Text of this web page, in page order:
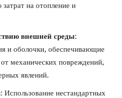
на отопление и
внешней среды:
и оболочки, обеспечивающие
механических повреждений,
явлений.
: Использование нестандартных